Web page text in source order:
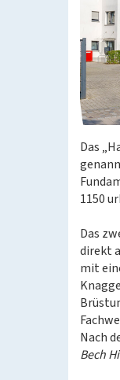
Das
1150
Das
direkt
mit
Nach
Bech